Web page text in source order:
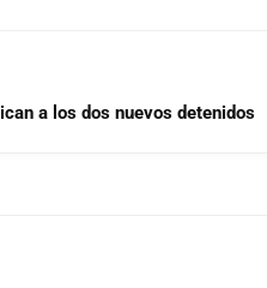
a los dos nuevos detenidos